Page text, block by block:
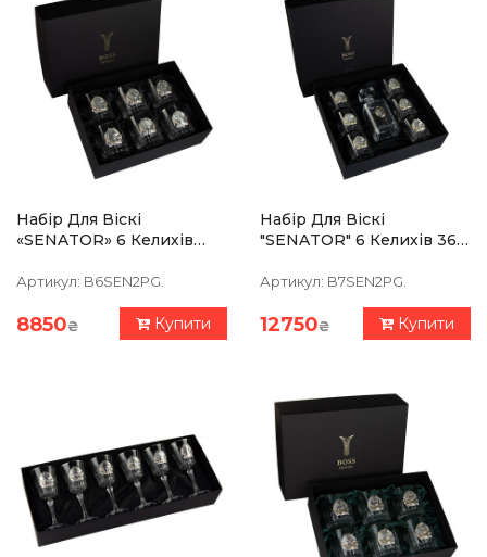
Набір Для Віскі
«SENATOR» 6 Келихів
Платиною, Срібло
Артикул: B6SEN2PG.
8850₴ Купити
Набір Для Віскі
"SENATOR" 6 Келихів 360
Кришталь З Платиною,
Артикул: B7SEN2PG.
12750₴ Купити